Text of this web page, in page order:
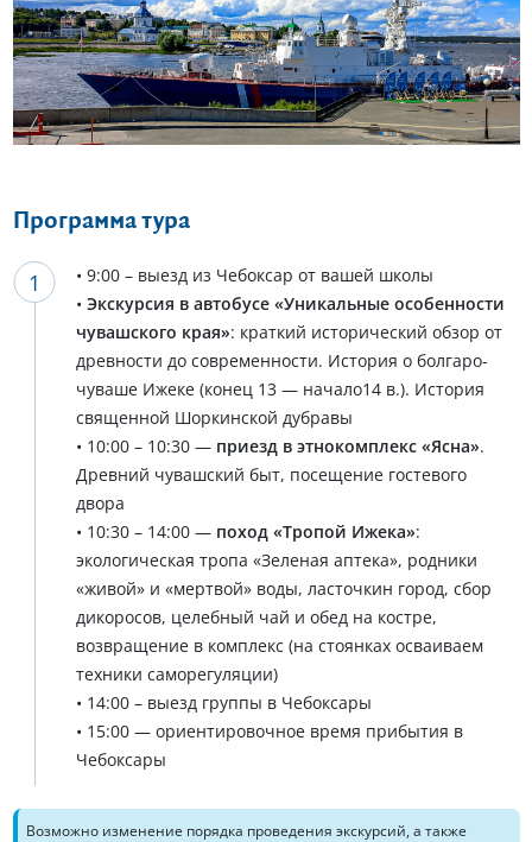
Еще 6 фото
Программа тура
• 9:00 – выезд из Чебоксар от вашей школы
• Экскурсия в автобусе «Уникальные особенности
чувашского края»: краткий исторический обзор от
древности до современности. История о болгаро-
чуваше Ижеке (конец 13 — начало14 в.). История
священной Шоркинской дубравы
• 10:00 – 10:30 — приезд в этнокомплекс «Ясна».
Древний чувашский быт, посещение гостевого
двора
• 10:30 – 14:00 — поход «Тропой Ижека»:
экологическая тропа «Зеленая аптека», родники
«живой» и «мертвой» воды, ласточкин город, сбор
дикоросов, целебный чай и обед на костре,
возвращение в комплекс (на стоянках осваиваем
техники саморегуляции)
• 14:00 – выезд группы в Чебоксары
• 15:00 — ориентировочное время прибытия в
Чебоксары
Возможно изменение порядка проведения экскурсий, а также